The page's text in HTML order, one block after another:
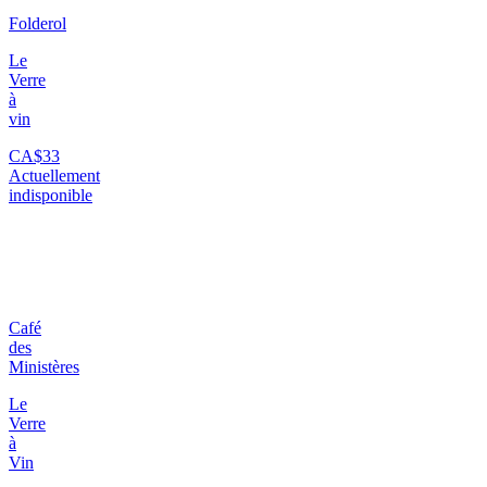
Folderol
Le
Verre
à
vin
CA$33
Actuellement
indisponible
Café
des
Ministères
Le
Verre
à
Vin